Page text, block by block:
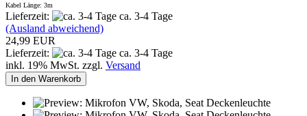
Kabel Länge: 3m
Lieferzeit:
ca. 3-4 Tage
(Ausland abweichend)
24,99 EUR
Lieferzeit:
ca. 3-4 Tage
inkl. 19% MwSt. zzgl. Versand
In den Warenkorb